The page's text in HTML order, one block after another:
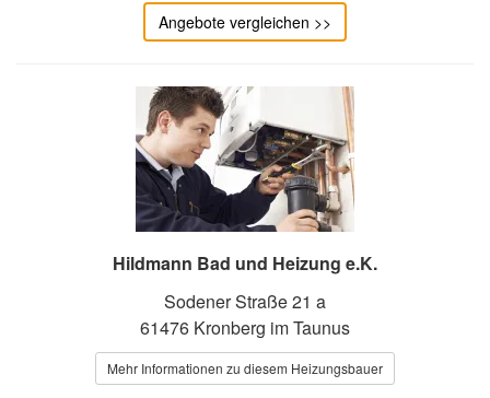
Angebote vergleichen >>
Hildmann Bad und Heizung e.K.
Sodener Straße 21 a
61476 Kronberg im Taunus
Mehr Informationen zu diesem Heizungsbauer